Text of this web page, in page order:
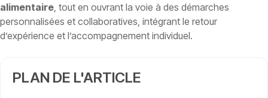
alimentaire , tout en ouvrant la voie à des démarches
personnalisées et collaboratives, intégrant le retour
d’expérience et l’accompagnement individuel.
PLAN DE L'ARTICLE